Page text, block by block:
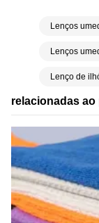
relacionadas
Lenço de